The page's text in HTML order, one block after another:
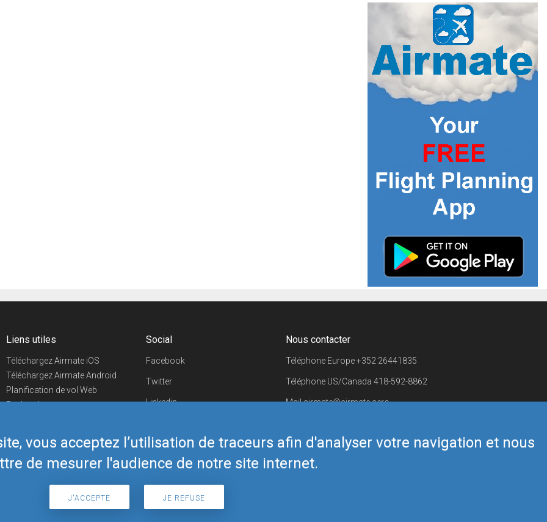
vous acceptez l’utilisation de traceurs afin d'analyser votre navigation et nous
de mesurer l'audience de notre site internet.
J'ACCEPTE JE REFUSE
Liens utiles
Téléchargez Airmate iOS
Téléchargez Airmate Android
Planification de vol Web
Recherche
Boutique Airmate
Social
Facebook
Twitter
Linkedin
Telegram
Nous contacter
Téléphone Europe+352 26441835
Téléphone US/Canada 418-592-8862
Mailairmate@airmate.aero